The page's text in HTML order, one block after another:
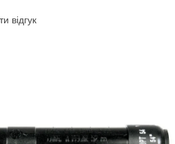
відгук